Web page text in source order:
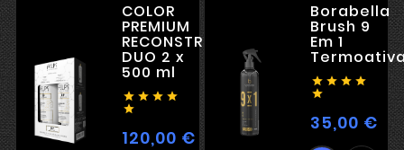
COLOR
PREMIUM
RECONSTRUCTION
DUO 2 x
500 ml
   

120,00 €Hind
Borabella
Brush 9
Em 1
   

35,00 €